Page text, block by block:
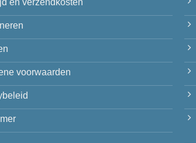
en verzendkosten
voorwaarden